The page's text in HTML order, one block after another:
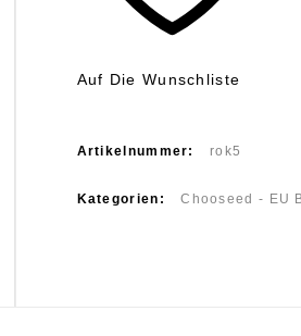
Auf Die Wunschliste
Artikelnummer: rok5
Kategorien: Chooseed - EU